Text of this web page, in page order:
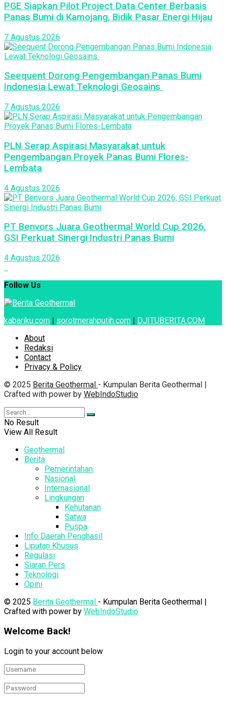
PGE Siapkan Pilot Project Data Center Berbasis
Panas Bumi di Kamojang, Bidik Pasar Energi Hijau
7 Agustus 2026
Seequent Dorong Pengembangan Panas Bumi
Indonesia Lewat Teknologi Geosains
7 Agustus 2026
PLN Serap Aspirasi Masyarakat untuk
Pengembangan Proyek Panas Bumi Flores-
Lembata
4 Agustus 2026
PT Benvors Juara Geothermal World Cup 2026,
GSI Perkuat Sinergi Industri Panas Bumi
4 Agustus 2026
Follow Us
kabariku.com | sorotmerahputih.com | DJITUBERITA.COM
About
Redaksi
Contact
Privacy & Policy
© 2025 Berita Geothermal - Kumpulan Berita Geothermal |
Crafted with power by WebIndoStudio
No Result
View All Result
Geothermal
Berita
Pemerintahan
Nasional
Internasional
Lingkungan
Kehutanan
Satwa
Puspa
Info Daerah Penghasil
Liputan Khusus
Regulasi
Siaran Pers
Teknologi
Opini
© 2025 Berita Geothermal - Kumpulan Berita Geothermal |
Crafted with power by WebIndoStudio
Welcome Back!
Login to your account below